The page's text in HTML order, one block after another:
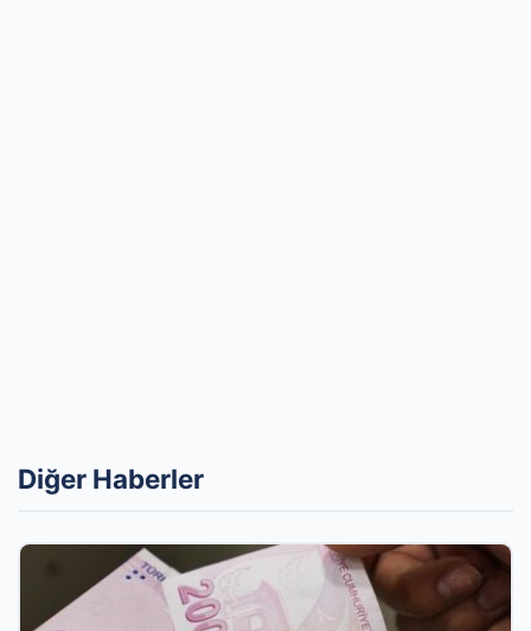
Diğer Haberler